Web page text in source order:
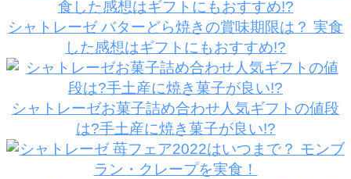
シャトレーゼ バターどら焼きの賞味期限は？ 実食
した感想はギフトにもおすすめ!?
シャトレーゼお菓子詰め合わせ人気ギフトの値段
は?手土産に焼き菓子が良い!?